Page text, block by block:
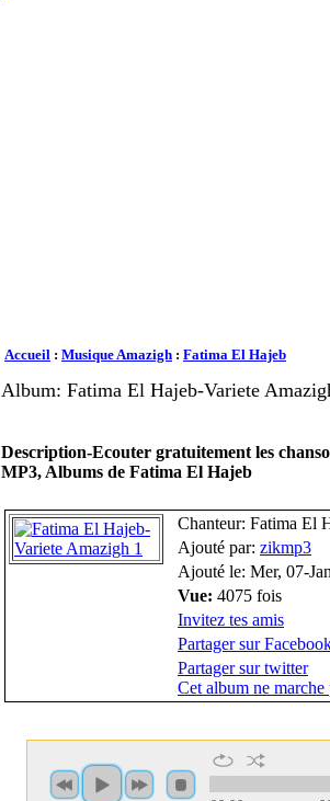
Accueil : Musique Amazigh : Fatima El Hajeb
Album: Fatima El Hajeb-Variete
Description-Ecouter gratuitement les
MP3, Albums de Fatima El Hajeb
Chanteur: Fatima El
Ajouté par: zikmp3
Ajouté le: Mer, 07-
Vue: 4075 fois
Invitez tes amis
Partager sur
Partager sur twitter
Cet album ne marche